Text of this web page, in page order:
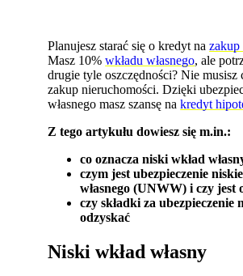
Planujesz starać się o kredyt nazakup
Masz 10%wkładu własnego, ale
drugie tyle oszczędności? Nie musisz
zakup nieruchomości. Dzięki
własnego masz szansę nakredyt
Z tego artykułu dowiesz się m.in.:
co oznacza niski wkład
czym jest ubezpieczenie
własnego (UNWW) i czy jest
czy składki za ubezpieczenie
odzyskać
Niski wkład własny